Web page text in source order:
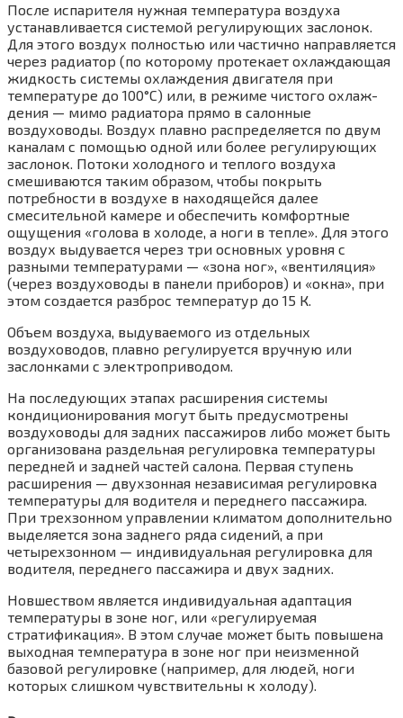
После испарителя нужная температура воз­духа
устанавливается системой регулирующих заслонок.
Для этого воздух полностью или частично направляется
через радиатор (по которому протекает охлаждающая
жидкость системы охлаждения двигателя при
темпера­туре до 100°С) или, в режиме чистого охлаж­
дения — мимо радиатора прямо в салонные
воздуховоды. Воздух плавно распределяется по двум
каналам с помощью одной или более регулирующих
заслонок. Потоки холодного и теплого воздуха
смешиваются таким образом, чтобы покрыть
потребности в воздухе в нахо­дящейся далее
смесительной камере и обеспе­чить комфортные
ощущения «голова в холоде, а ноги в тепле». Для этого
воздух выдувается через три основных уровня с
разными темпе­ратурами — «зона ног», «вентиляция»
(через воздуховоды в панели приборов) и «окна», при
этом создается разброс температур до 15 К.
Объем воздуха, выдуваемого из отдельных
воздуховодов, плавно регулируется вручную или
заслонками с электроприводом.
На последующих этапах расширения системы
кондиционирования могут быть предусмо­трены
воздуховоды для задних пассажиров либо может быть
организована раздельная регулировка температуры
передней и задней частей салона. Первая ступень
расширения — двухзонная независимая регулировка
темпе­ратуры для водителя и переднего пассажира.
При трехзонном управлении климатом до­полнительно
выделяется зона заднего ряда сидений, а при
четырехзонном — индивиду­альная регулировка для
водителя, переднего пассажира и двух задних.
Новшеством является индивидуальная адаптация
температуры в зоне ног, или «ре­гулируемая
стратификация». В этом случае может быть повышена
выходная температура в зоне ног при неизменной
базовой регулировке (например, для людей, ноги
которых слишком чувствительны к холоду).